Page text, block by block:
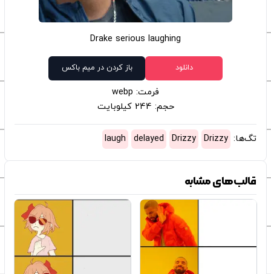
Drake serious laughing
دانلود باز کردن در میم باکس
فرمت: webp
حجم: 244 کیلوبایت
تگ‌ها: Drizzy
Drizzy
delayed
laugh
قالب‌های مشابه